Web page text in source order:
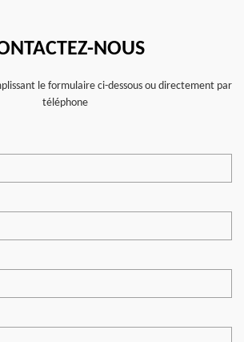
NOUS
le formulaire ci-dessous ou directement par
téléphone